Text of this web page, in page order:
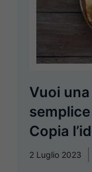
Vuoi
Copia
2 Luglio 2023